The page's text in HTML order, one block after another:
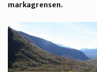
markagrensen.